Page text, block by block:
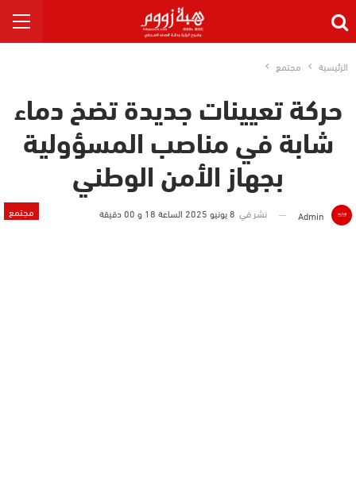
الرئيسية مجتمع
حركة تعيينات جديدة تضخ دماء
شابة في مناصب المسؤولية
بجهاز الأمن الوطني
مجتمع Admin نشر في 8 يونيو 2025 الساعة 18 و 00 دقيقة